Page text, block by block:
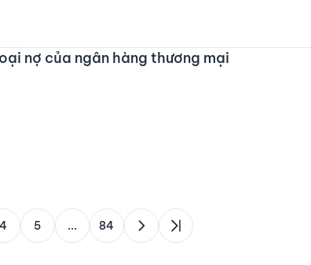
nợ của ngân hàng thương mại
4 5 ... 84